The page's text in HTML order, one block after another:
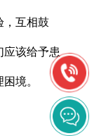
，互相鼓
应该给予患
境。